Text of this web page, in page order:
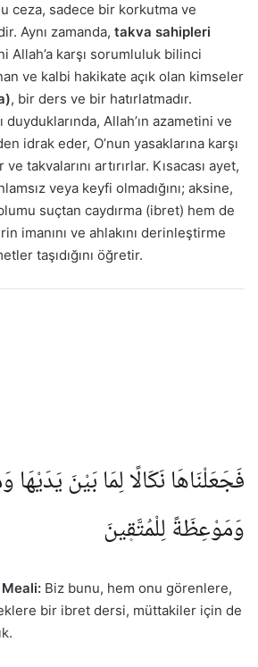
ceza, sadece bir korkutma ve
Aynı zamanda, takva sahipleri
Allah’a karşı sorumluluk bilinci
ve kalbi hakikate açık olan kimseler
, bir ders ve bir hatırlatmadır.
duyduklarında, Allah’ın azametini ve
idrak eder, O’nun yasaklarına karşı
takvalarını artırırlar. Kısacası ayet,
veya keyfi olmadığını; aksine,
suçtan caydırma (ibret) hem de
imanını ve ahlakını derinleştirme
taşıdığını öğretir.
فَجَعَلْنَاهَا نَكَالًا لِمَا بَيْنَ يَدَيْهَا
وَمَوْعِظَةً لِلْمُتَّق۪ينَ
Meali: Biz bunu, hem onu görenlere,
bir ibret dersi, müttakiler için de